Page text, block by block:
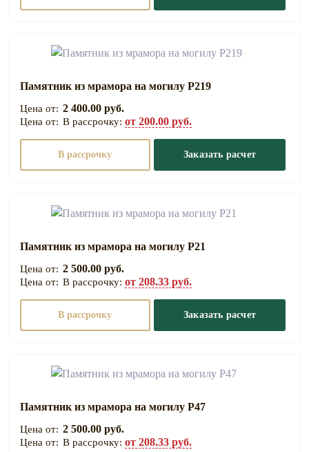
Памятник из мрамора на могилу Р219
2 400.00 руб.
В рассрочку: от 200.00 руб.
В рассрочку Заказать расчет
Памятник из мрамора на могилу Р21
2 500.00 руб.
В рассрочку: от 208.33 руб.
В рассрочку Заказать расчет
Памятник из мрамора на могилу Р47
2 500.00 руб.
В рассрочку: от 208.33 руб.